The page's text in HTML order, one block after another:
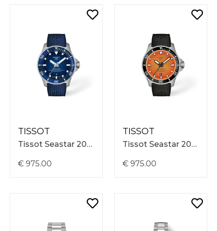
TISSOT
Tissot Seastar 2000 44mm, Blauwe Rubber Band, Blauwe Wijzerplaat, 60 ATM, Automatisch T1209071704100
€ 975.00
TISSOT
Tissot Seastar 2000 44mm, Zwarte Rubber Band, Oranje Wijzerplaat, 60 ATM, Automatisch T1209071728100
€ 975.00